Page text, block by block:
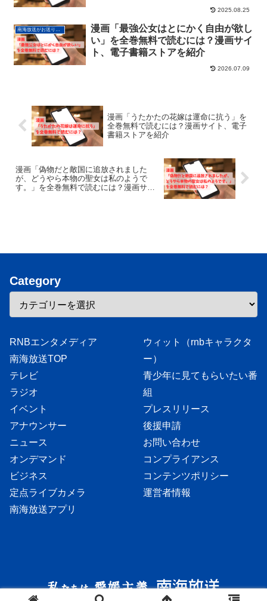
2025.08.25
南海放送がお送りする電子書籍サービス情報
漫画「最強公女はとにかく自由が欲し
い」を全巻無料で読むには？漫画サイ
ト、電子書籍ストアを紹介
2026.07.09
漫画「うたかたの花嫁は運命に抗う」を
全巻無料で読むには？漫画サイト、電子
書籍ストアを紹介
漫画「偽物だと敵国に追放されました
が、どうやら本物の聖女は私のようで
す。」を全巻無料で読むには？漫画サイ
Category
RNBエンタメディア
南海放送TOP
テレビ
ラジオ
イベント
アナウンサー
ニュース
オンデマンド
ビジネス
定点ライブカメラ
南海放送アプリ
ウィット（rnbキャラクタ
ー）
青少年に見てもらいたい番
組
プレスリリース
後援申請
お問い合わせ
コンプライアンス
コンテンツポリシー
運営者情報